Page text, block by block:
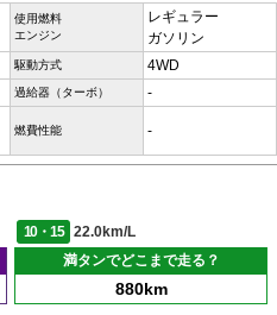
使用燃料
エンジン
レギュラー
ガソリン
駆動方式 4WD
過給器（ターボ） -
燃費性能 -
10・15
22.0km/L
満タンでどこまで走る？
880km